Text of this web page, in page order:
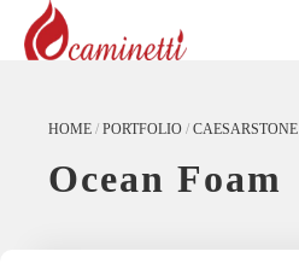
HOME / PORTFOLIO / CAESARSTONE
Ocean Foam